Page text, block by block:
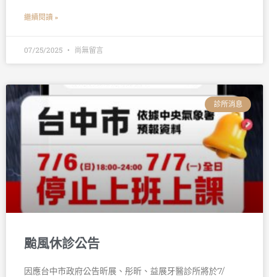
繼續閱讀 »
07/25/2025 尚無留言
診所消息
颱風休診公告
因應台中市政府公告昕展、彤昕、益展牙醫診所將於7/